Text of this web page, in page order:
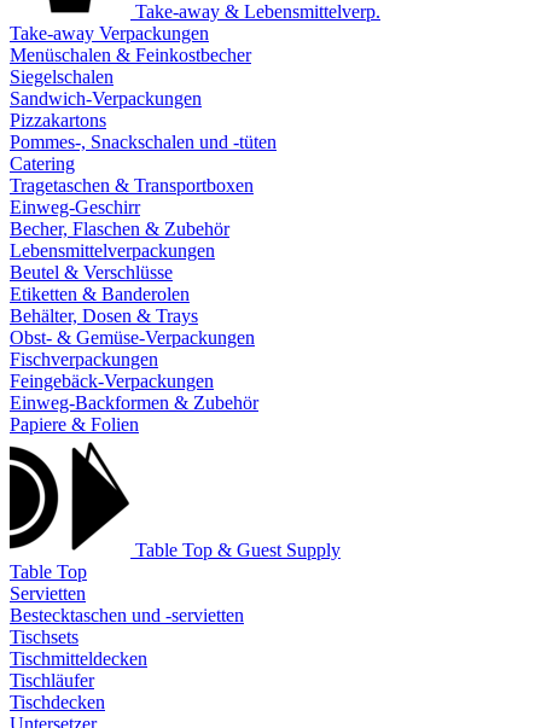
Take-away & Lebensmittelverp.
Take-away Verpackungen
Menüschalen & Feinkostbecher
Siegelschalen
Sandwich-Verpackungen
Pizzakartons
Pommes-, Snackschalen und -tüten
Catering
Tragetaschen & Transportboxen
Einweg-Geschirr
Becher, Flaschen & Zubehör
Lebensmittelverpackungen
Beutel & Verschlüsse
Etiketten & Banderolen
Behälter, Dosen & Trays
Obst- & Gemüse-Verpackungen
Fischverpackungen
Feingebäck-Verpackungen
Einweg-Backformen & Zubehör
Papiere & Folien
Table Top & Guest Supply
Table Top
Servietten
Bestecktaschen und -servietten
Tischsets
Tischmitteldecken
Tischläufer
Tischdecken